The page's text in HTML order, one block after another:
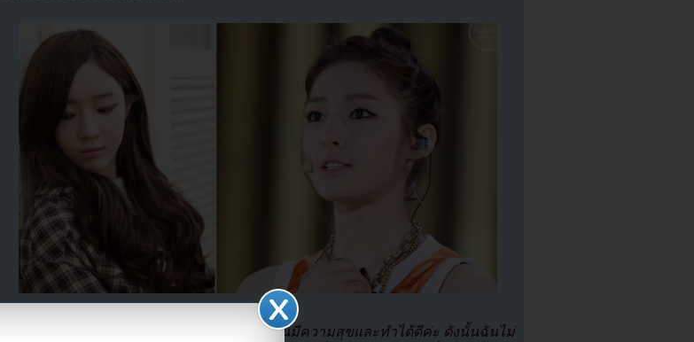
“ฉันมีความสุขและทำได้ดีค่ะ ดังนั้นฉันไม่